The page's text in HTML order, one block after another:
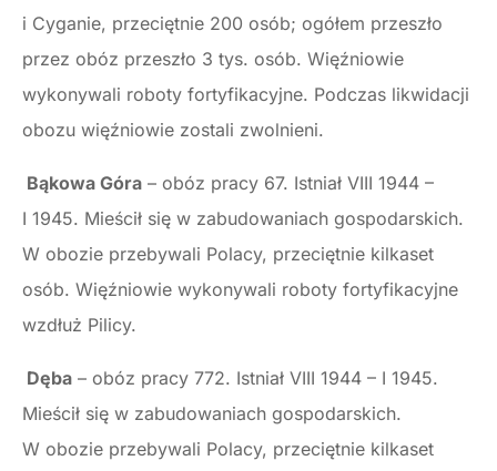
i Cyganie, przeciętnie 200 osób; ogółem przeszło
przez obóz przeszło 3 tys. osób. Więźniowie
wykonywali roboty fortyfikacyjne. Podczas likwidacji
obozu więźniowie zostali zwolnieni.
Bąkowa Góra – obóz pracy 67. Istniał VIII 1944 –
I 1945. Mieścił się w zabudowaniach gospodarskich.
W obozie przebywali Polacy, przeciętnie kilkaset
osób. Więźniowie wykonywali roboty fortyfikacyjne
wzdłuż Pilicy.
Dęba – obóz pracy 772. Istniał VIII 1944 – I 1945.
Mieścił się w zabudowaniach gospodarskich.
W obozie przebywali Polacy, przeciętnie kilkaset